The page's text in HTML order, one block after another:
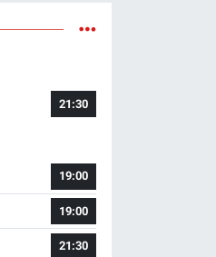
21:30
19:00
19:00
21:30